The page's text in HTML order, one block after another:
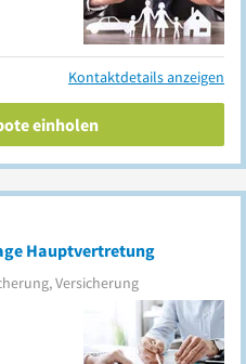
Kontaktdetails anzeigen
einholen
Hauptvertretung
Versicherung